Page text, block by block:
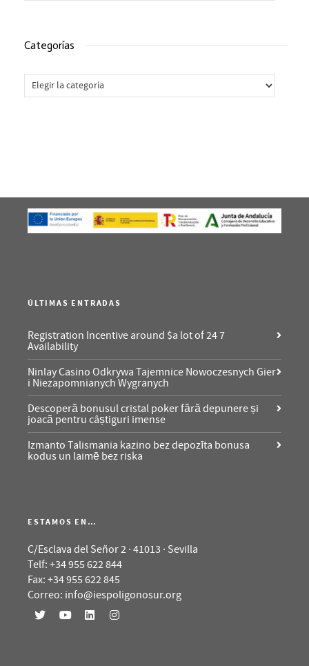
Categorías
Categorías
ÚLTIMAS ENTRADAS
Registration Incentive around $a lot of 24 7
Availability
Ninlay Casino Odkrywa Tajemnice Nowoczesnych Gier
i Niezapomnianych Wygranych
Descoperă bonusul cristal poker fără depunere și
joacă pentru câștiguri imense
Izmanto Talismania kazino bez depozīta bonusa
kodus un laimē bez riska
ESTAMOS EN…
C/Esclava del Señor 2 · 41013 · Sevilla
Telf: +34 955 622 844
Fax: +34 955 622 845
Correo: info@iespoligonosur.org